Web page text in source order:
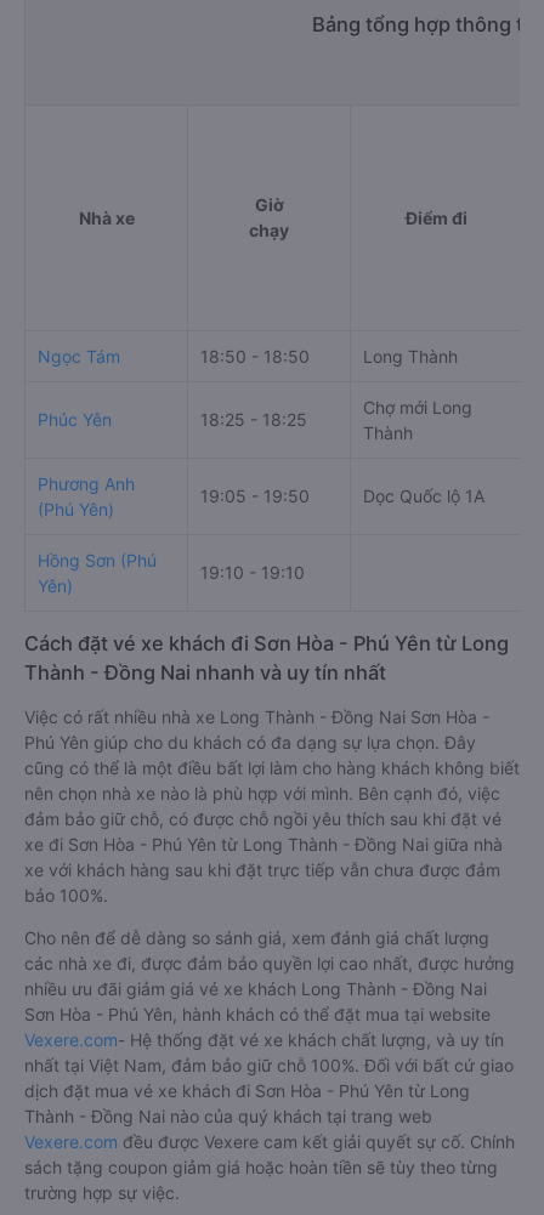
Bảng tổng hợp thông
Nhà xe
Giờ
chạy
Điểm đi
Ngọc Tám 18:50 - 18:50 Long Thành
Phúc Yên 18:25 - 18:25
Chợ mới Long
Thành
Phương Anh
(Phú Yên)
19:05 - 19:50 Dọc Quốc lộ 1A
Hồng Sơn (Phú
Yên)
19:10 - 19:10
Cách đặt vé xe khách đi Sơn Hòa - Phú Yên từ Long
Thành - Đồng Nai nhanh và uy tín nhất
Việc có rất nhiều nhà xe Long Thành - Đồng Nai Sơn Hòa -
Phú Yên giúp cho du khách có đa dạng sự lựa chọn. Đây
cũng có thể là một điều bất lợi làm cho hàng khách không biết
nên chọn nhà xe nào là phù hợp với mình. Bên cạnh đó, việc
đảm bảo giữ chỗ, có được chỗ ngồi yêu thích sau khi đặt vé
xe đi Sơn Hòa - Phú Yên từ Long Thành - Đồng Nai giữa nhà
xe với khách hàng sau khi đặt trực tiếp vẫn chưa được đảm
bảo 100%.
Cho nên để dễ dàng so sánh giá, xem đánh giá chất lượng
các nhà xe đi, được đảm bảo quyền lợi cao nhất, được hưởng
nhiều ưu đãi giảm giá vé xe khách Long Thành - Đồng Nai
Sơn Hòa - Phú Yên, hành khách có thể đặt mua tại website
Vexere.com- Hệ thống đặt vé xe khách chất lượng, và uy tín
nhất tại Việt Nam, đảm bảo giữ chỗ 100%. Đối với bất cứ giao
dịch đặt mua vé xe khách đi Sơn Hòa - Phú Yên từ Long
Thành - Đồng Nai nào của quý khách tại trang web
Vexere.com đều được Vexere cam kết giải quyết sự cố. Chính
sách tặng coupon giảm giá hoặc hoàn tiền sẽ tùy theo từng
trường hợp sự việc.